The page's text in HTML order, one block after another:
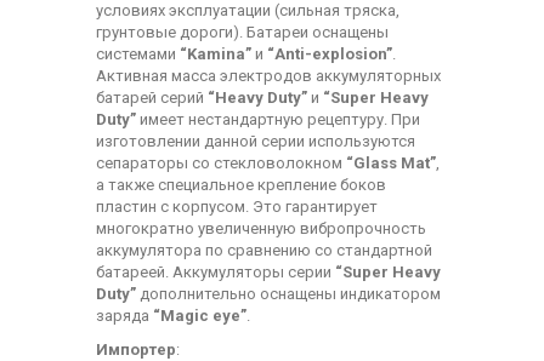
условиях эксплуатации (сильная тряска,
грунтовые дороги). Батареи оснащены
системами “Kamina” и “Anti-explosion”.
Активная масса электродов аккумуляторных
батарей серий “Heavy Duty” и “Super Heavy
Duty” имеет нестандартную рецептуру. При
изготовлении данной серии используются
сепараторы со стекловолокном “Glass Mat”,
а также специальное крепление боков
пластин с корпусом. Это гарантирует
многократно увеличенную вибропрочность
аккумулятора по сравнению со стандартной
батареей. Аккумуляторы серии “Super Heavy
Duty” дополнительно оснащены индикатором
заряда “Magic eye”.
Импортер: